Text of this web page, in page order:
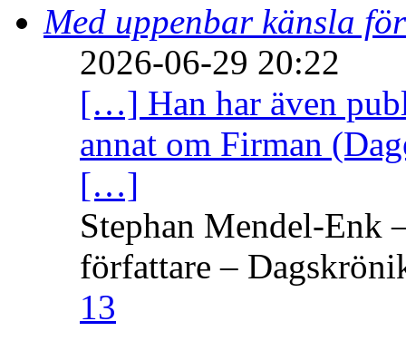
Med uppenbar känsla
2026-06-29 20:22
[…] Han har även
annat om Firman
[…]
Stephan Mendel-Enk
författare –
13